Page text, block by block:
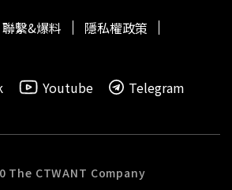
聯繫&爆料
隱私權政策
Youtube Telegram
The CTWANT Company